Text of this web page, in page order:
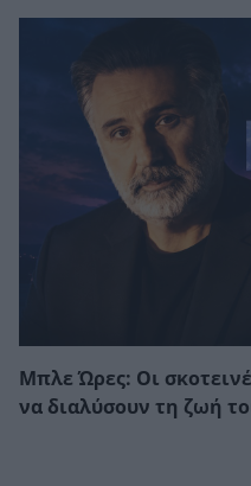
Μπλε Ώρες: Οι
να διαλύσουν τη ζωή